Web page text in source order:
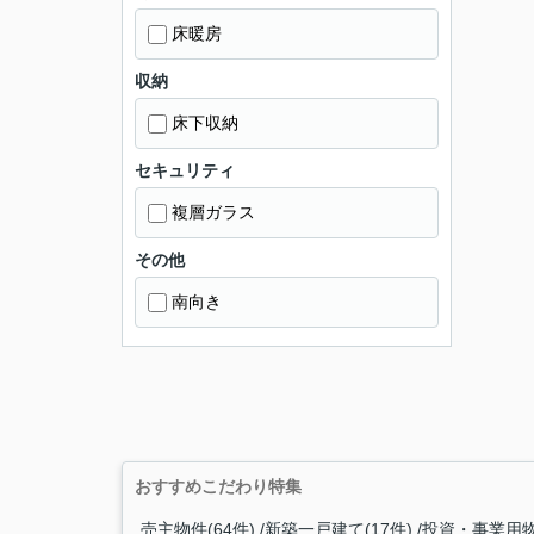
床暖房
収納
床下収納
セキュリティ
複層ガラス
その他
南向き
おすすめこだわり特集
売主物件(64件) 新築一戸建て(17件) 投資・事業用